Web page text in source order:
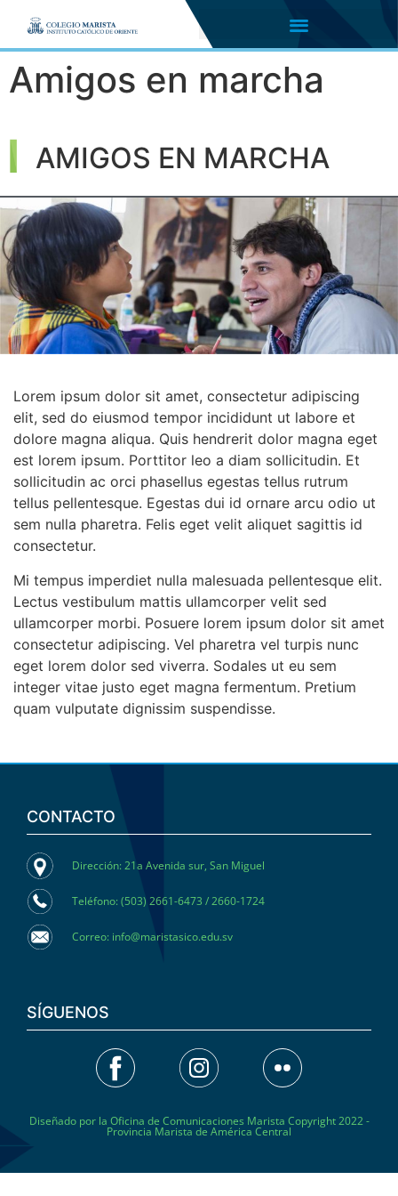
Amigos en marcha
AMIGOS EN MARCHA
Lorem ipsum dolor sit amet, consectetur adipiscing
elit, sed do eiusmod tempor incididunt ut labore et
dolore magna aliqua. Quis hendrerit dolor magna eget
est lorem ipsum. Porttitor leo a diam sollicitudin. Et
sollicitudin ac orci phasellus egestas tellus rutrum
tellus pellentesque. Egestas dui id ornare arcu odio ut
sem nulla pharetra. Felis eget velit aliquet sagittis id
consectetur.
Mi tempus imperdiet nulla malesuada pellentesque elit.
Lectus vestibulum mattis ullamcorper velit sed
ullamcorper morbi. Posuere lorem ipsum dolor sit amet
consectetur adipiscing. Vel pharetra vel turpis nunc
eget lorem dolor sed viverra. Sodales ut eu sem
integer vitae justo eget magna fermentum. Pretium
quam vulputate dignissim suspendisse.
CONTACTO
Dirección: 21a Avenida sur, San Miguel
Teléfono: (503) 2661-6473 / 2660-1724
Correo: info@maristasico.edu.sv
SÍGUENOS
Diseñado por la Oficina de Comunicaciones Marista Copyright 2022 -
Provincia Marista de América Central